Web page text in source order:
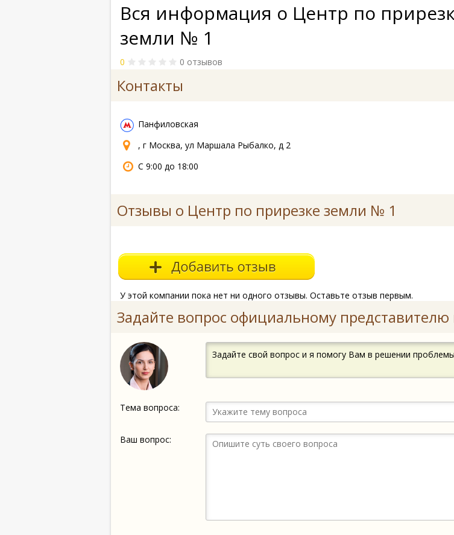
Вся информация о Центр по
земли № 1
0 0 отзывов
Контакты
Панфиловская
, г Москва, ул Маршала Рыбалко, д 2
С 9:00 до 18:00
Отзывы о Центр по прирезке земли № 1
У этой компании пока нет ни одного отзывы. Оставьте отзыв первым.
Задайте вопрос официальному представителю
Задайте свой вопрос и я помогу Вам в решении
Тема вопроса:
Ваш вопрос: